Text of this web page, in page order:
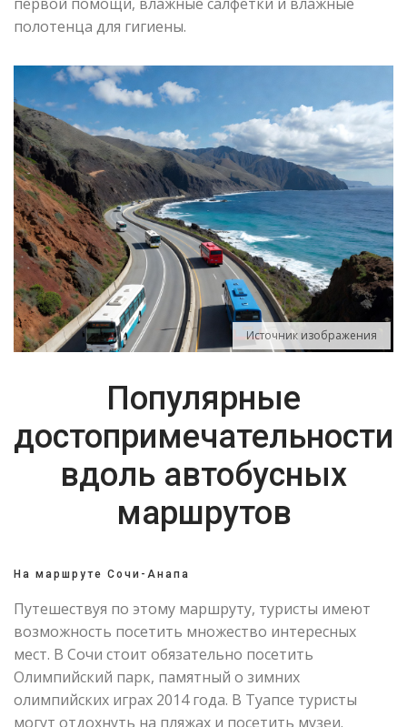
полотенца для гигиены.
Источник изображения
Популярные
достопримечательности
вдоль автобусных
маршрутов
На маршруте Сочи-Анапа
Путешествуя по этому маршруту, туристы имеют
возможность посетить множество интересных
мест. В Сочи стоит обязательно посетить
Олимпийский парк, памятный о зимних
олимпийских играх 2014 года. В Туапсе туристы
могут отдохнуть на пляжах и посетить музеи.